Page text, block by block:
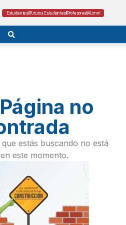
Estudiantes Futuros Estudiantes Profesores Alumni
no
estás buscando no está
este momento.